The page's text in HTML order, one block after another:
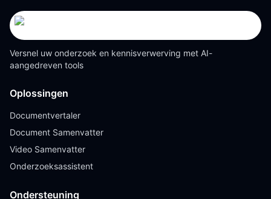
Versnel uw onderzoek en kennisverwerving met AI-
aangedreven tools
Oplossingen
Documentvertaler
Document Samenvatter
Video Samenvatter
Onderzoeksassistent
Ondersteuning